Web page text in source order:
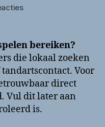
op
Achtkarspelen
bellen?
Telefoonnummer
en
contactinformatie
bereiken?
die lokaal zoeken
Voor
direct
Vul dit later aan
is.